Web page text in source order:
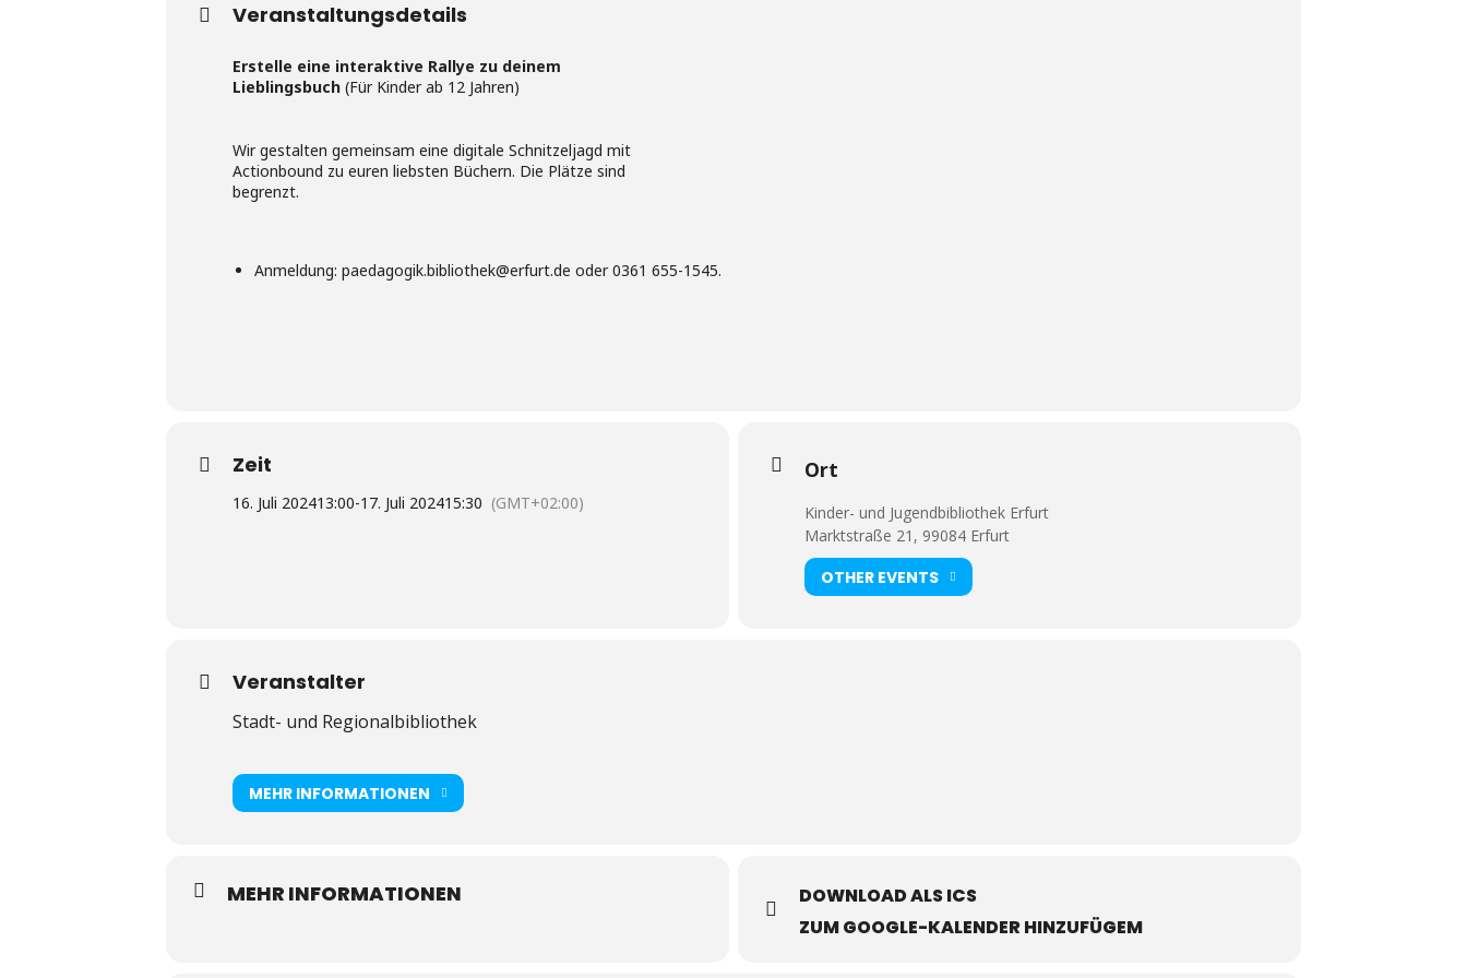
Veranstaltungsdetails
Erstelle eine interaktive Rallye zu deinem
Lieblingsbuch (Für Kinder ab 12 Jahren)
Wir gestalten gemeinsam eine digitale Schnitzeljagd mit
Actionbound zu euren liebsten Büchern. Die Plätze sind
begrenzt.
Anmeldung: paedagogik.bibliothek@erfurt.de oder 0361 655-1545.
Zeit
16. Juli 202413:00-17. Juli 202415:30 (GMT+02:00)
Ort
Kinder- und Jugendbibliothek Erfurt
Marktstraße 21, 99084 Erfurt
OTHER EVENTS
Veranstalter
Stadt- und Regionalbibliothek
MEHR INFORMATIONEN
MEHR INFORMATIONEN
DOWNLOAD ALS ICS
ZUM GOOGLE-KALENDER HINZUFÜGEM